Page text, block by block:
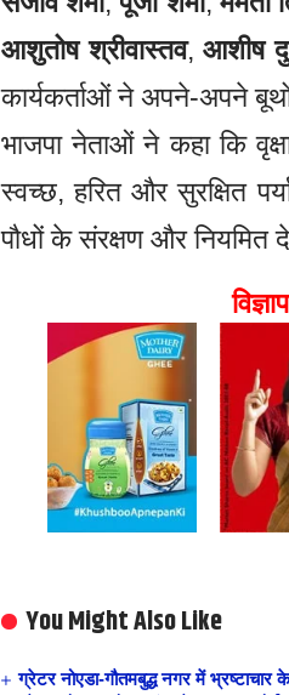
आशुतोष श्रीवास्तव,आशीष
कार्यकर्ताओं ने अपने-अपने
भाजपा नेताओं ने कहा कि
स्वच्छ, हरित और सुरक्षित
पौधों के संरक्षण और नियमित
You Might Also Like
ग्रेटर नोएडा-गौतमबुद्ध नगर में